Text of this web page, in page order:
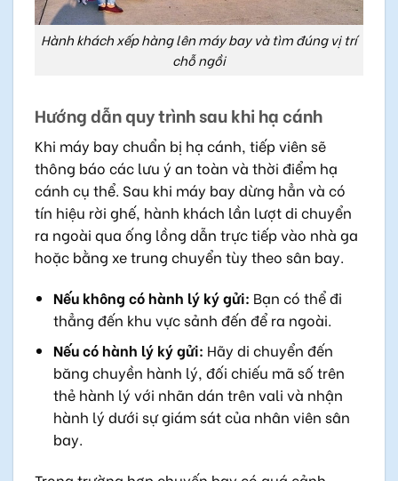
Hành khách xếp hàng lên máy bay và tìm đúng vị trí
chỗ ngồi
Hướng dẫn quy trình sau khi hạ cánh
Khi máy bay chuẩn bị hạ cánh, tiếp viên sẽ
thông báo các lưu ý an toàn và thời điểm hạ
cánh cụ thể. Sau khi máy bay dừng hẳn và có
tín hiệu rời ghế, hành khách lần lượt di chuyển
ra ngoài qua ống lồng dẫn trực tiếp vào nhà ga
hoặc bằng xe trung chuyển tùy theo sân bay.
Nếu không có hành lý ký gửi: Bạn có thể đi
thẳng đến khu vực sảnh đến để ra ngoài.
Nếu có hành lý ký gửi: Hãy di chuyển đến
băng chuyền hành lý, đối chiếu mã số trên
thẻ hành lý với nhãn dán trên vali và nhận
hành lý dưới sự giám sát của nhân viên sân
bay.